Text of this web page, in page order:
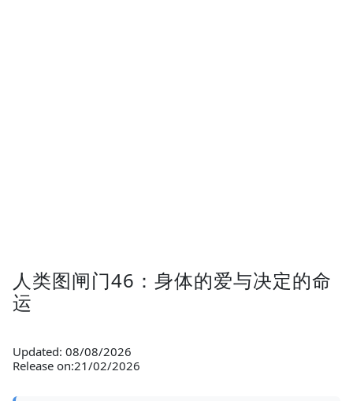
人类图闸门46：身体的爱与决定的命
运
Updated: 08/08/2026
Release on:21/02/2026